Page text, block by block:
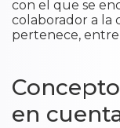
con el que se
colaborador a la
pertenece, entre
en